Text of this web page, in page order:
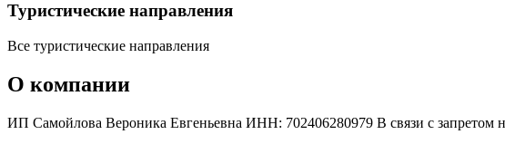
Туристическиe направления
Все туристические направления
О компании
ИП Самойлова Вероника Евгеньевна ИНН: 702406280979 В связи с запретом